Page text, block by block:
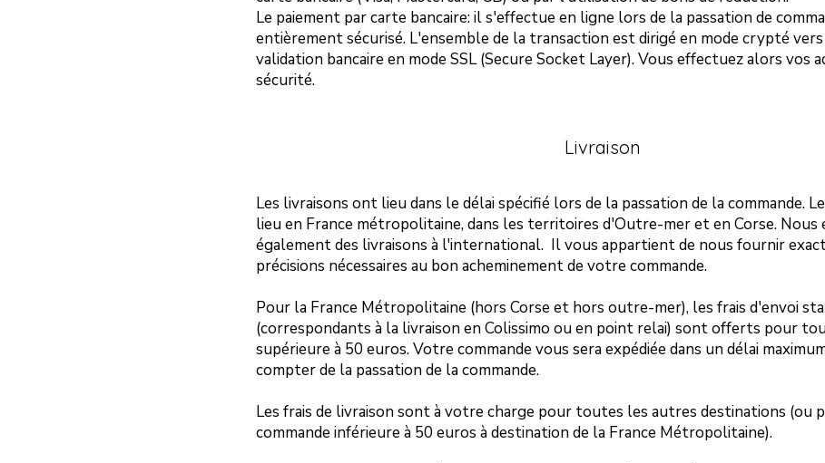
Le paiement par carte bancaire: il s'effectue en ligne lors de la passation de
entièrement sécurisé. L'ensemble de la transaction est dirigé en mode crypté
validation bancaire en mode SSL (Secure Socket Layer). Vous effectuez alors vos
sécurité.
Livraison
Les livraisons ont lieu dans le délai spécifié lors de la passation de la commande.
lieu en France métropolitaine, dans les territoires d'Outre-mer et en Corse. Nous
également des livraisons à l'international. Il vous appartient de nous fournir
précisions nécessaires au bon acheminement de votre commande.
Pour la France Métropolitaine (hors Corse et hors outre-mer), les frais d'envoi
(correspondants à la livraison en Colissimo ou en point relai) sont offerts pour
supérieure à 50 euros. Votre commande vous sera expédiée dans un délai
compter de la passation de la commande.
Les frais de livraison sont à votre charge pour toutes les autres destinations (ou
commande inférieure à 50 euros à destination de la France Métropolitaine).